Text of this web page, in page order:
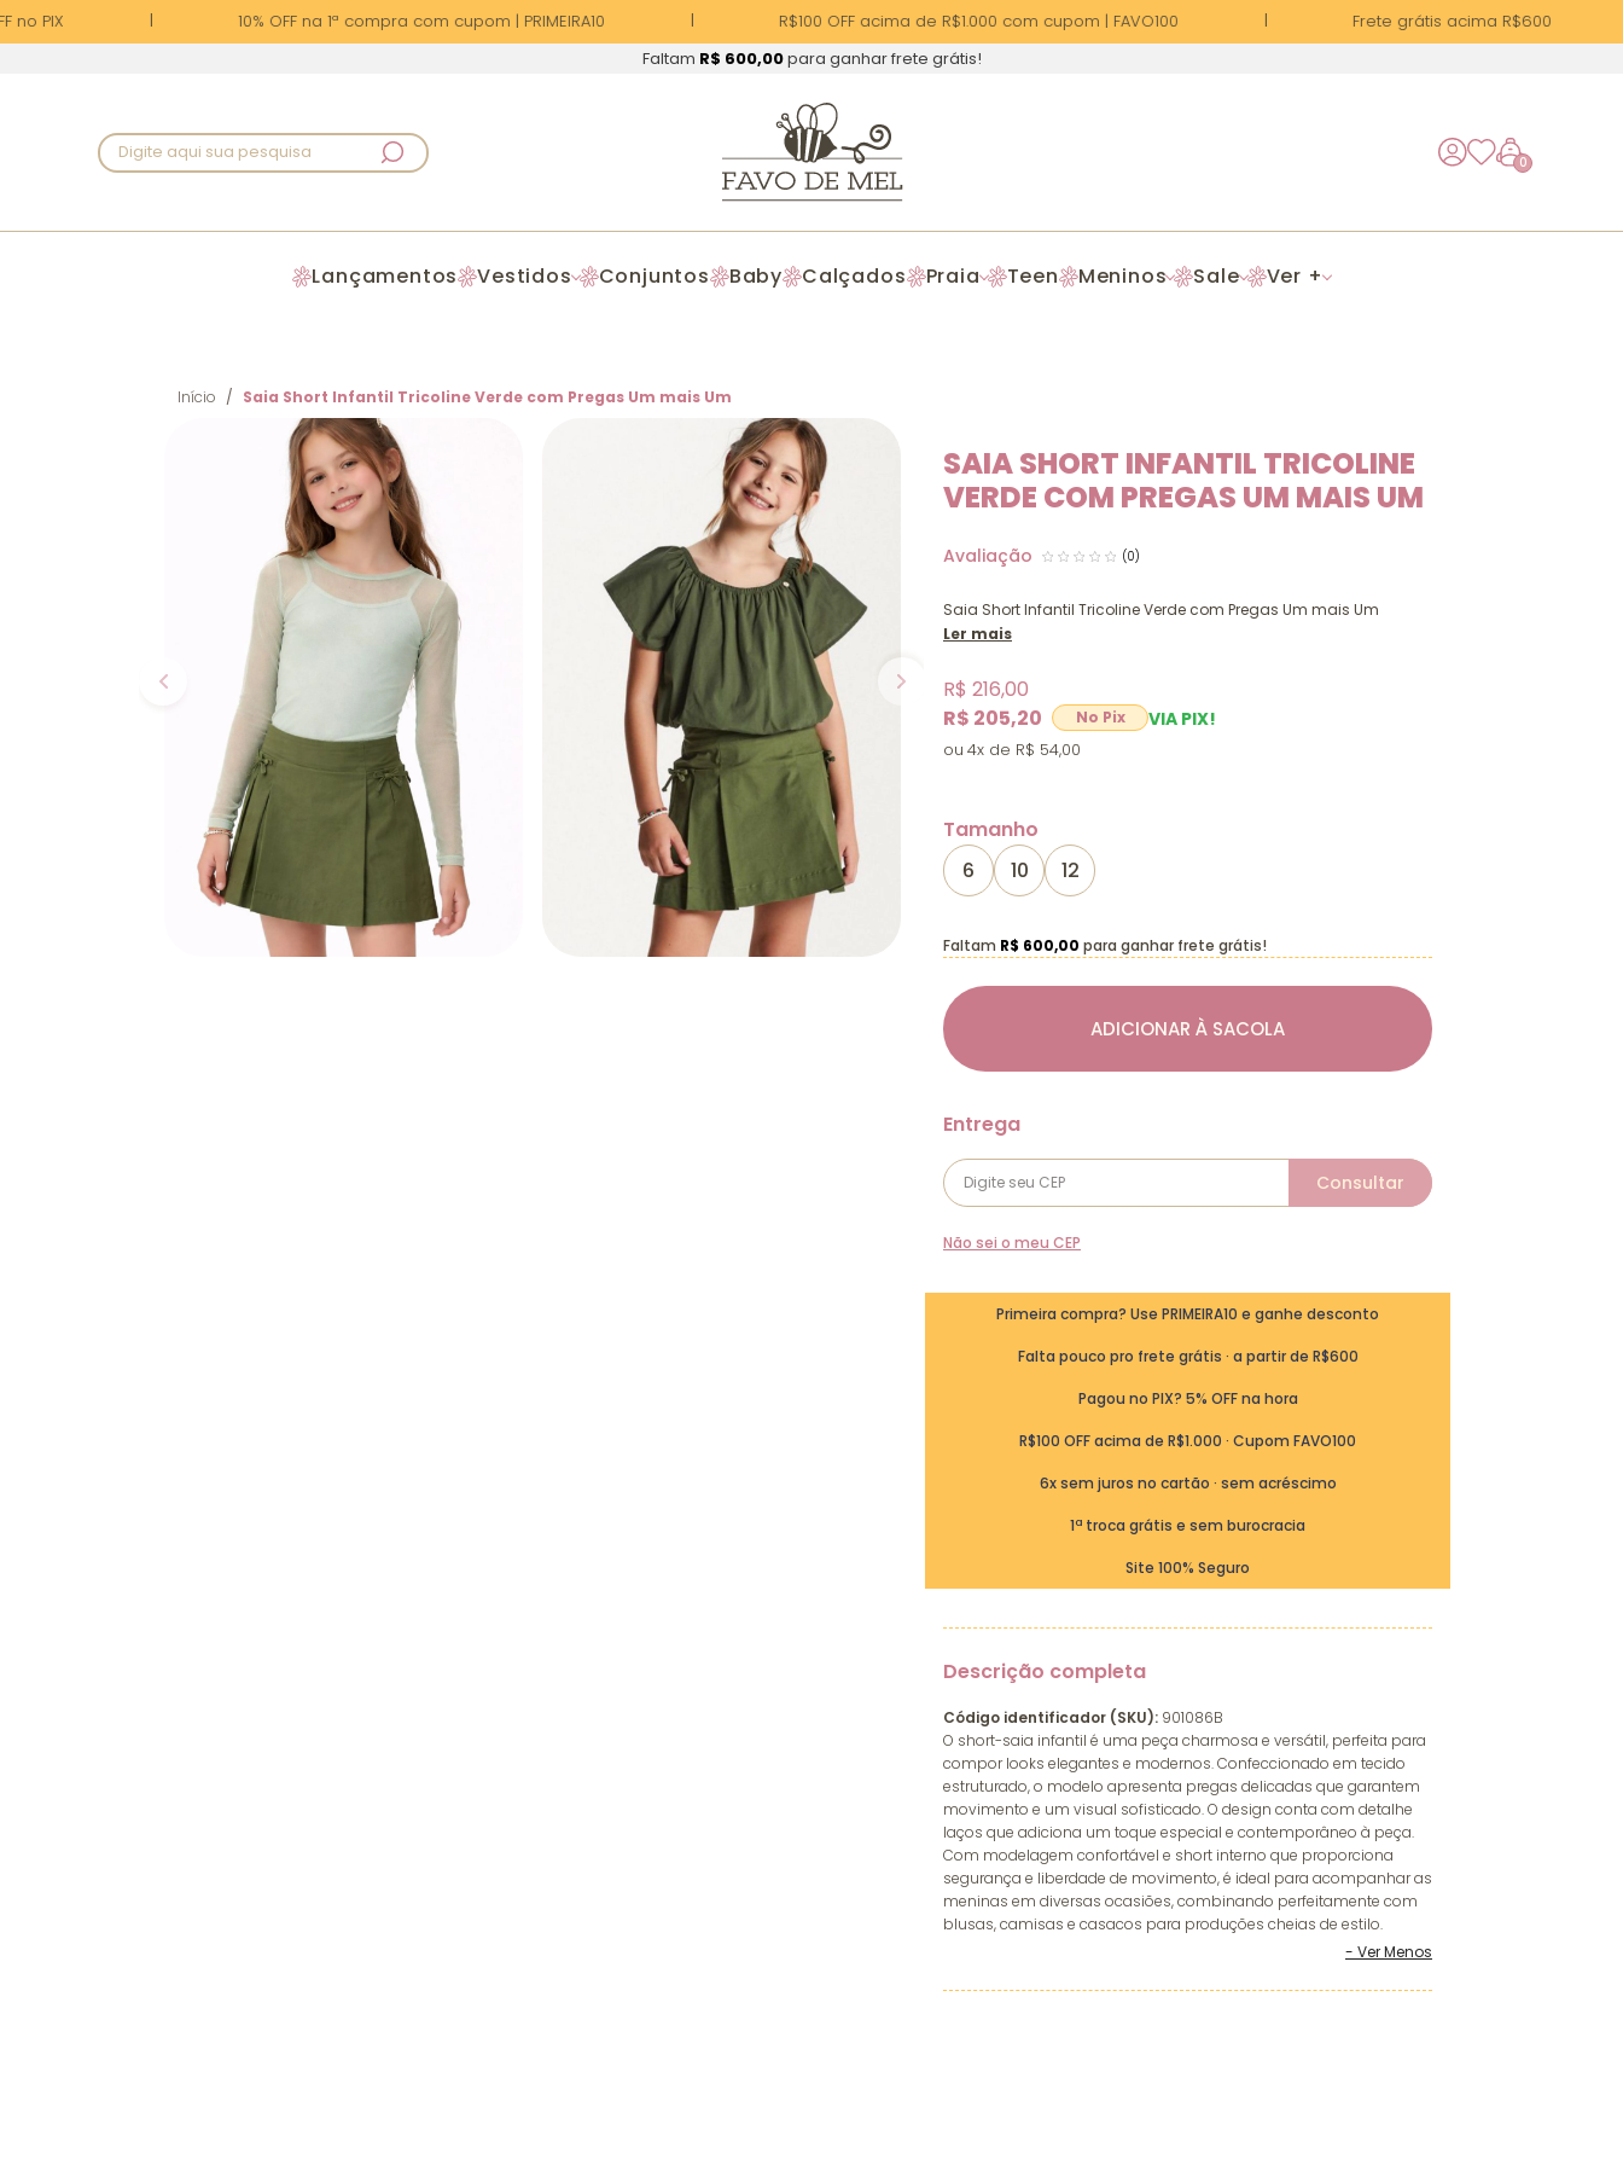
PIX 10% OFF na 1ª compra com cupom | PRIMEIRA10 R$100 OFF acima de R$1.000 com cupom | FAVO100
Frete grátis acima R$600
Faltam R$ 600,00para ganhar frete grátis!
Digite aqui sua pesquisa 0
Lançamentos Vestidos Conjuntos Baby Calçados Praia Teen Meninos Sale Ver +
Início Saia Short Infantil Tricoline Verde com Pregas Um mais Um
SAIA SHORT INFANTIL TRICOLINE
VERDE COM PREGAS UM MAIS UM
(0)
Saia Short Infantil Tricoline Verde com Pregas Um mais Um
Ler mais
R$ 205,20 VIA PIX!
R$ 216,00
4x R$ 54,00
Tamanho
6
10 12
ADICIONAR À SACOLA
Faltam R$ 600,00 para ganhar frete grátis!
Não sei o meu CEP
Primeira compra? Use PRIMEIRA10 e ganhe desconto
Falta pouco pro frete grátis · a partir de R$600
Pagou no PIX? 5% OFF na hora
R$100 OFF acima de R$1.000 · Cupom FAVO100
6x sem juros no cartão · sem acréscimo
1ª troca grátis e sem burocracia
Site 100% Seguro
Descrição completa
Código identificador (SKU): 901086B
O short-saia infantil é uma peça charmosa e versátil, perfeita para
compor looks elegantes e modernos. Confeccionado em tecido
estruturado, o modelo apresenta pregas delicadas que garantem
movimento e um visual sofisticado. O design conta com detalhe
laços que adiciona um toque especial e contemporâneo à peça.
Com modelagem confortável e short interno que proporciona
segurança e liberdade de movimento, é ideal para acompanhar as
meninas em diversas ocasiões, combinando perfeitamente com
blusas, camisas e casacos para produções cheias de estilo.